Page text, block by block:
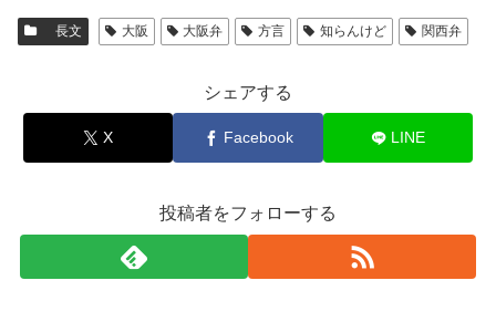
長文 大阪 大阪弁 方言 知らんけど 関西弁
シェアする
X Facebook LINE
投稿者をフォローする